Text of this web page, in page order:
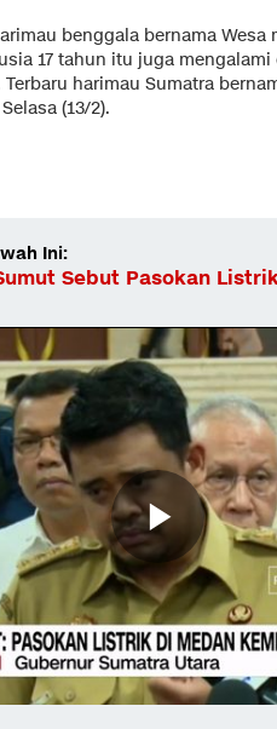
benggala bernama Wesa
17 tahun itu juga
harimau Sumatra
(13/2).
Ini:
Sebut Pasokan